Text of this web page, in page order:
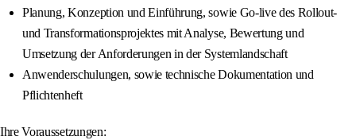
Planung, Konzeption und Einführung, sowie Go-live des Rollout-
und Transformationsprojektes mit Analyse, Bewertung und
Umsetzung der Anforderungen in der Systemlandschaft
Anwenderschulungen, sowie technische Dokumentation und
Pflichtenheft
Ihre Voraussetzungen: